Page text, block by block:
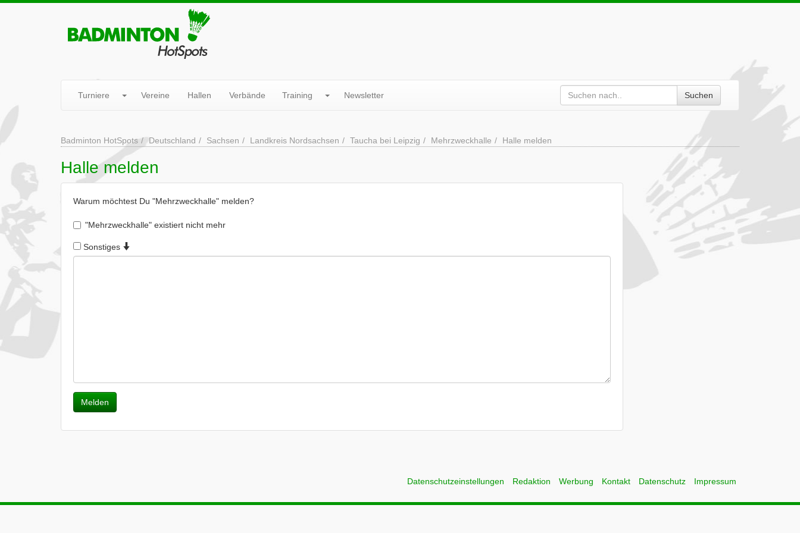
Turniere Vereine Hallen Verbände Training Newsletter Suchen
Badminton HotSpots Deutschland Sachsen Landkreis Nordsachsen Taucha bei Leipzig Mehrzweckhalle Halle melden
Halle melden
Warum möchtest Du "Mehrzweckhalle" melden?
"Mehrzweckhalle" existiert nicht mehr
Sonstiges
Melden
Datenschutzeinstellungen Redaktion Werbung Kontakt Datenschutz Impressum